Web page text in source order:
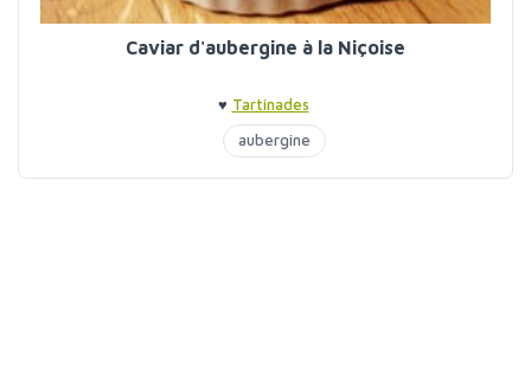
Caviar d'aubergine à la Niçoise
♥ Tartinades
aubergine